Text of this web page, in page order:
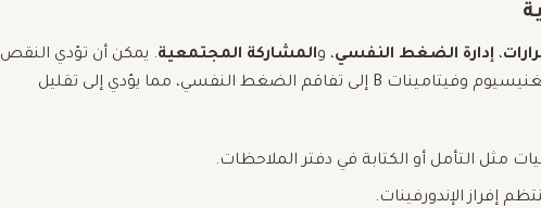
، إدارة الضغط النفسي، والمشاركة المجتمعية. يمكن أن تؤدي النقص
في العناصر الغذائية الرئيسية مثل المغنيسيوم وفيتامينات B إلى تفاقم الضغط النفسي، مما يؤدي إلى تقليل
مثل التأمل أو الكتابة في دفتر الملاحظات.
إفراز الإندورفينات.